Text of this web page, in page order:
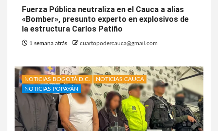
Fuerza Pública neutraliza en el Cauca a alias
«Bomber», presunto experto en explosivos de
la estructura Carlos Patiño
1 semana atrás cuartopodercauca@gmail.com
NOTICIAS BOGOTÁ D.C.
NOTICIAS CAUCA
NOTICIAS POPAYÁN